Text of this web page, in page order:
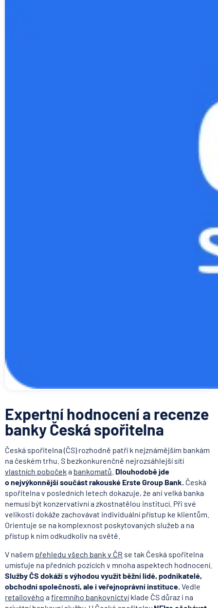
Expertní hodnocení a recenze
banky Česká spořitelna
Česká spořitelna (ČS) rozhodně patří k nejznámějším bankám
na českém trhu. S bezkonkurenčně nejrozsáhlejší sítí
vlastních poboček a bankomatů Dlouhodobě jde
o nejvýkonnější součást rakouské Erste Group Bank. Česká
spořitelna v posledních letech dokazuje, že ani velká banka
nemusí být konzervativní a zkostnatělou institucí. Při své
velikosti dokáže zachovávat individuální přístup ke klientům.
Orientuje se na komplexnost poskytovaných služeb a na
přístup k nim odkudkoliv na světě.
V našem přehledu všech bank v ČR se tak Česká spořitelna
umísťuje na předních pozicích v mnoha aspektech hodnocení.
Služby ČS dokáží s výhodou využít běžní lidé, podnikatelé,
obchodní společnosti, ale i veřejnoprávní instituce.Vedle
retailového a firemního bankovnictví klade ČS důraz i na